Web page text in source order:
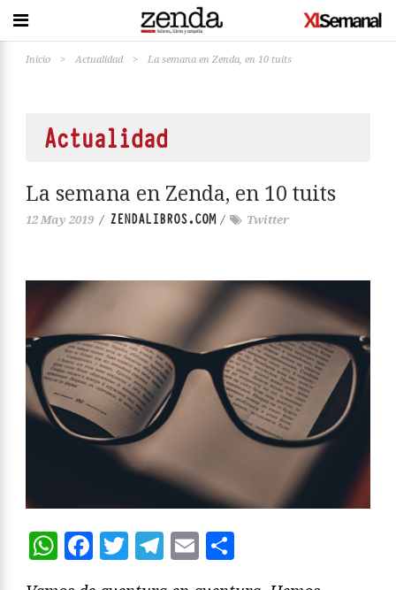
Inicio > Actualidad > La semana en Zenda, en 10 tuits
Actualidad
La semana en Zenda, en 10 tuits
12 May 2019 / ZENDALIBROS.COM/ Twitter
WhatsApp
Facebook
Twitter
Telegram
Email